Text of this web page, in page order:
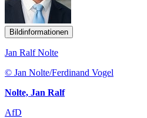
Bildinformationen
Jan Ralf Nolte
© Jan Nolte/Ferdinand Vogel
Nolte, Jan Ralf
AfD